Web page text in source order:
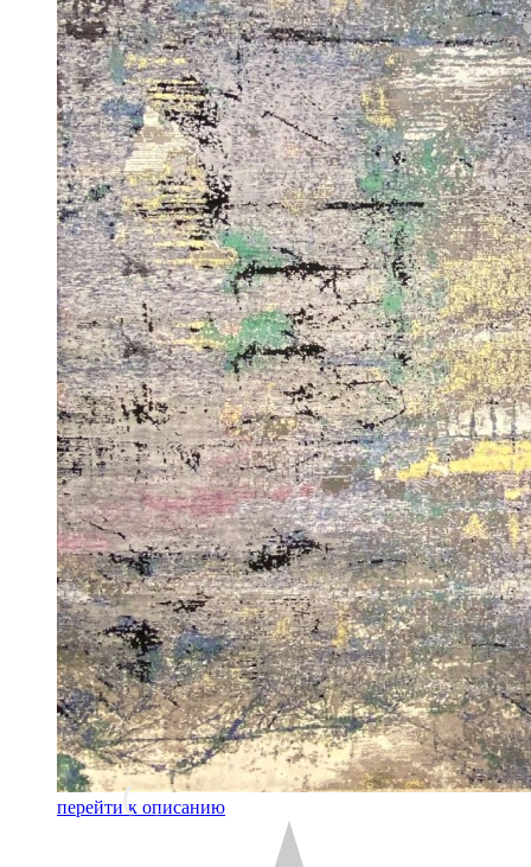
перейти к описанию